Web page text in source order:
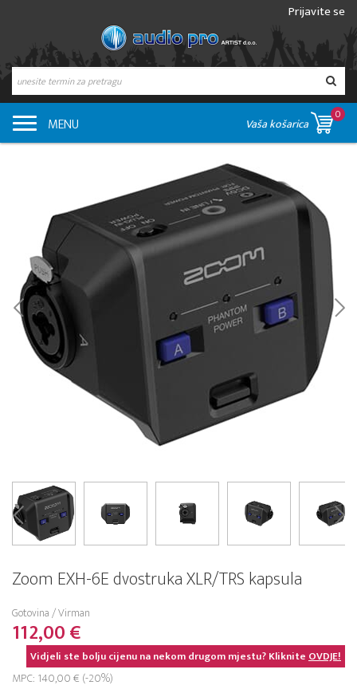
Prijavite se
MENU Vaša košarica
0
Zoom EXH-6E dvostruka XLR/TRS kapsula
Gotovina / Virman
112,00 €
Vidjeli ste bolju cijenu na nekom drugom mjestu? KlikniteOVDJE!
MPC: 140,00 € (-20%)